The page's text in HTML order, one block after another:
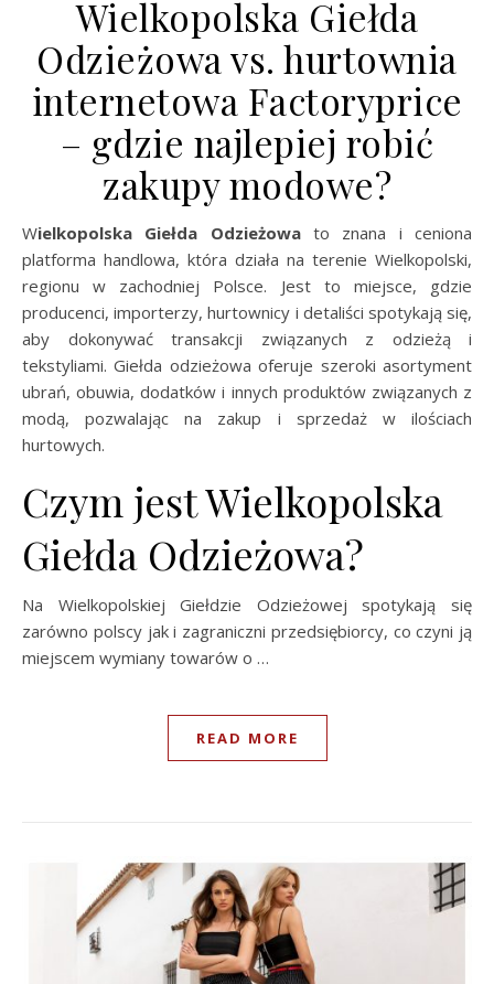
Wielkopolska Giełda
Odzieżowa vs. hurtownia
internetowa Factoryprice
– gdzie najlepiej robić
zakupy modowe?
Wielkopolska Giełda Odzieżowato znana i ceniona
platforma handlowa, która działa na terenie Wielkopolski,
regionu w zachodniej Polsce. Jest to miejsce, gdzie
producenci, importerzy, hurtownicy i detaliści spotykają się,
aby dokonywać transakcji związanych z odzieżą i
tekstyliami. Giełda odzieżowa oferuje szeroki asortyment
ubrań, obuwia, dodatków i innych produktów związanych z
modą, pozwalając na zakup i sprzedaż w ilościach
hurtowych.
Czym jest Wielkopolska
Giełda Odzieżowa?
Na Wielkopolskiej Giełdzie Odzieżowej spotykają się
zarówno polscy jak i zagraniczni przedsiębiorcy, co czyni ją
miejscem wymiany towarów o …
READ MORE